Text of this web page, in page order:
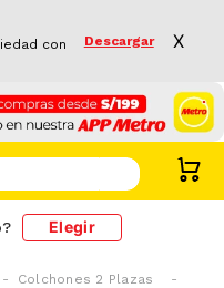
con
Descargar X
Elegir
Colchones 2 Plazas